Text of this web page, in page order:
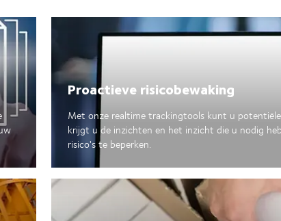
Proactieve risicobewaking
Met onze realtime trackingtools kunt u
krijgt u de inzichten en het inzicht die u nodig
risico's te beperken.